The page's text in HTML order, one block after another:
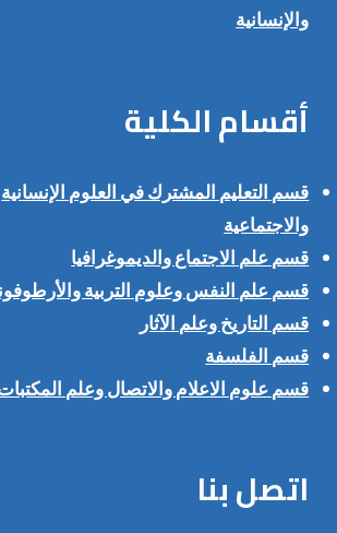
والإنسانية
أقسام الكلية
قسم التعليم المشترك في العلوم الإنسانية
والاجتماعية
قسم علم الاجتماع والديموغرافيا
قسم علم النفس وعلوم التربية
قسم التاريخ وعلم الآثار
قسم الفلسفة
قسم علوم الاعلام والاتصال وعلم
اتصل بنا